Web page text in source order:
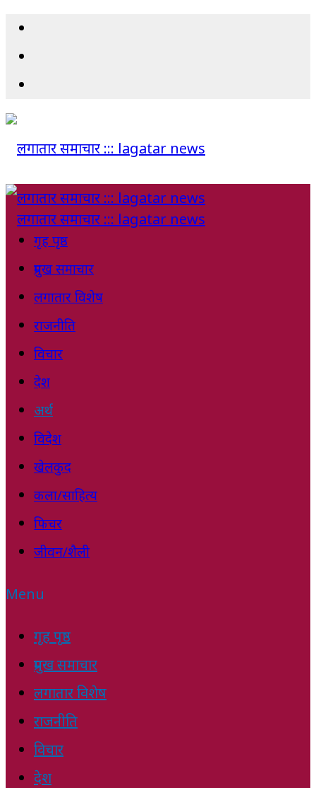
गृह पृष्ठ
प्रमुख समाचार
लगातार विशेष
राजनीति
विचार
देश
अर्थ
विदेश
खेलकुद
कला/साहित्य
फिचर
जीवन/शैली
Menu
गृह पृष्ठ
प्रमुख समाचार
लगातार विशेष
राजनीति
विचार
देश